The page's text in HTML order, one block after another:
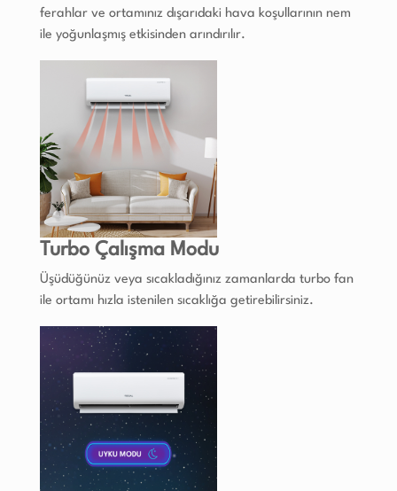
ferahlar ve ortamınız dışarıdaki hava koşullarının nem
ile yoğunlaşmış etkisinden arındırılır.
Turbo Çalışma Modu
Üşüdüğünüz veya sıcakladığınız zamanlarda turbo fan
ile ortamı hızla istenilen sıcaklığa getirebilirsiniz.